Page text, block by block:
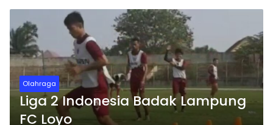
Olahraga
Liga 2 Indonesia Badak Lampung
FC Loyo